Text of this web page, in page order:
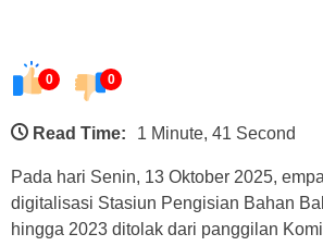
0 0
Read Time: 1 Minute, 41 Second
Pada hari Senin, 13 Oktober 2025,
digitalisasi Stasiun Pengisian Bahan
hingga 2023 ditolak dari panggilan